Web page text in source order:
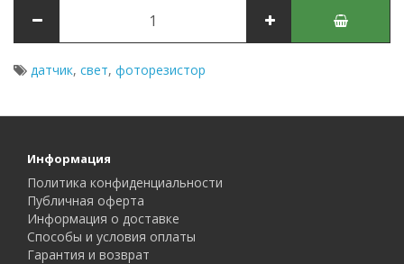
датчик, свет, фоторезистор
Информация
Политика конфиденциальности
Публичная оферта
Информация о доставке
Способы и условия оплаты
Гарантия и возврат